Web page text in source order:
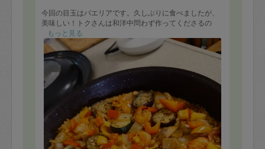
今回の目玉はパエリアです。久しぶりに食べましたが、
美味しい！トクさんは和洋中問わず作ってくださるの
で、とてもありがたいです。
我が家の場合、結局好きなものが決まってリピートして
しまい、なかなか新しいものに挑戦できない（しなくて
も、まぁいいか、と思ってさえいるのですが）のが、嬉
しい悩みです。
もっと見る